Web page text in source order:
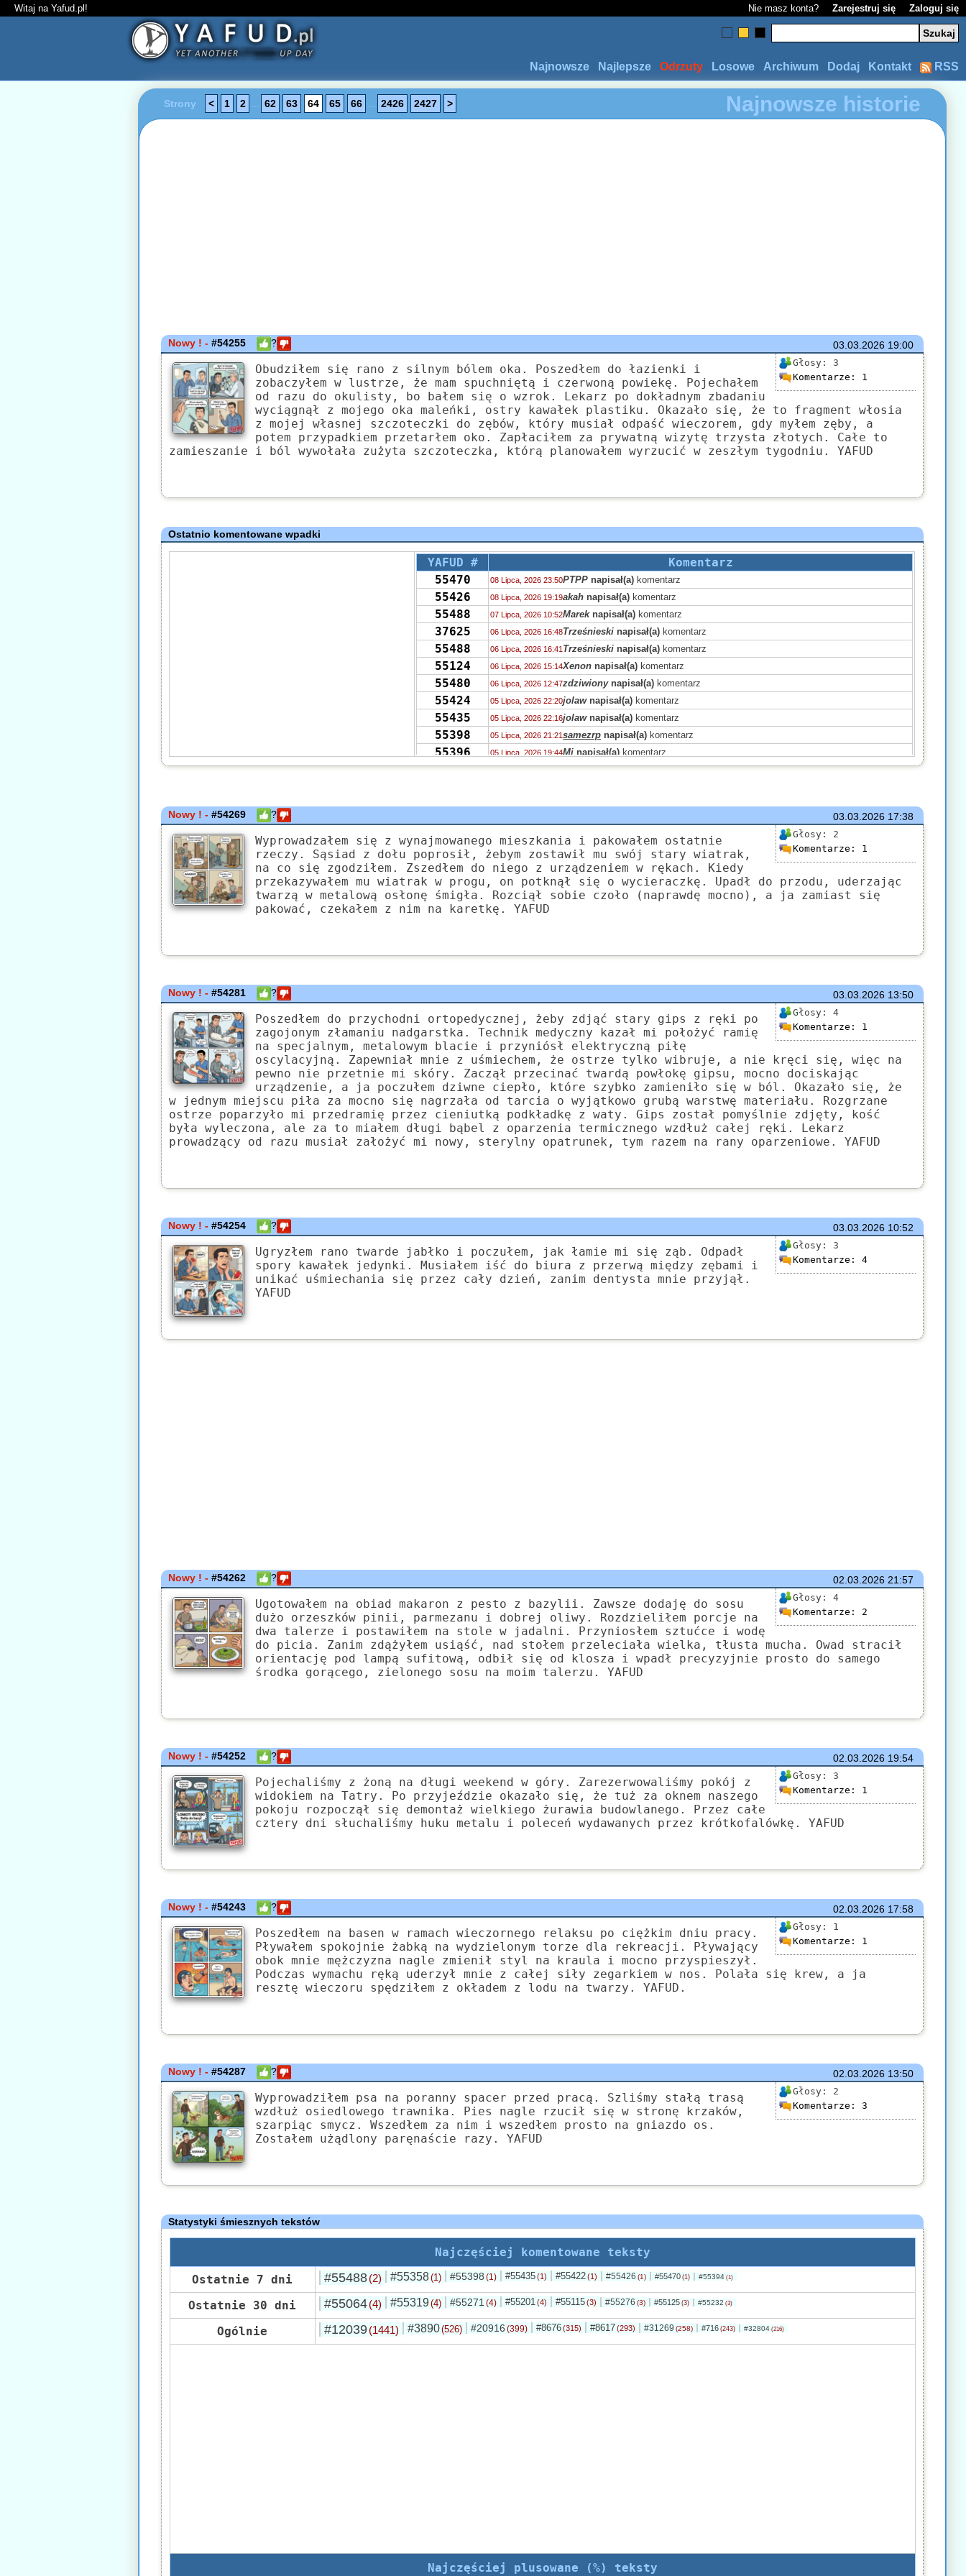
Witaj na Yafud.pl! Nie masz konta? Zarejestruj się Zaloguj się
RSS
Kontakt
Dodaj
Archiwum
Losowe
Odrzuty
Najlepsze
Najnowsze
Najnowsze historie
Strony < 1 2 62 63 64 65 66 2426 2427 >
03.03.202619:00
Nowy ! -#54255 ?
Głosy: 3
Komentarze: 1
Obudziłem się rano z silnym bólem oka. Poszedłem do łazienki i
zobaczyłem w lustrze, że mam spuchniętą i czerwoną powiekę. Pojechałem
od razu do okulisty, bo bałem się o wzrok. Lekarz po dokładnym zbadaniu
wyciągnął z mojego oka maleńki, ostry kawałek plastiku. Okazało się, że to fragment włosia
z mojej własnej szczoteczki do zębów, który musiał odpaść wieczorem, gdy myłem zęby, a
potem przypadkiem przetarłem oko. Zapłaciłem za prywatną wizytę trzysta złotych. Całe to
zamieszanie i ból wywołała zużyta szczoteczka, którą planowałem wyrzucić w zeszłym tygodniu. YAFUD
Ostatnio komentowane wpadki
YAFUD #
Komentarz
55470
08 Lipca, 2026 23:50PTPP napisał(a) komentarz
55426 08 Lipca, 2026 19:19akah napisał(a) komentarz
55488 07 Lipca, 2026 10:52Mareknapisał(a) komentarz
37625 06 Lipca, 2026 16:48Trześnieski napisał(a) komentarz
55488 06 Lipca, 2026 16:41 Trześnieski napisał(a) komentarz
55124 06 Lipca, 2026 15:14Xenon napisał(a) komentarz
55480 06 Lipca, 2026 12:47zdziwionynapisał(a) komentarz
55424 05 Lipca, 2026 22:20jolawnapisał(a) komentarz
55435 05 Lipca, 2026 22:16jolawnapisał(a) komentarz
55398 05 Lipca, 2026 21:21samezrp napisał(a) komentarz
55396 05 Lipca, 2026 19:44Mi napisał(a) komentarz
55358
55422 04 Lipca, 2026 15:02Peppone napisał(a) komentarz
55322 03 Lipca, 2026 15:31wasp napisał(a) komentarz
55322 03 Lipca, 2026 10:41zdziwionynapisał(a)komentarz
55319 02 Lipca, 2026 13:57 Grejon napisał(a)komentarz
03.03.202617:38
Nowy ! -#54269 ?
Głosy: 2
Komentarze: 1
Wyprowadzałem się z wynajmowanego mieszkania i pakowałem ostatnie
rzeczy. Sąsiad z dołu poprosił, żebym zostawił mu swój stary wiatrak,
na co się zgodziłem. Zszedłem do niego z urządzeniem w rękach. Kiedy
przekazywałem mu wiatrak w progu, on potknął się o wycieraczkę. Upadł do przodu, uderzając
twarzą w metalową osłonę śmigła. Rozciął sobie czoło (naprawdę mocno), a ja zamiast się
pakować, czekałem z nim na karetkę. YAFUD
03.03.202613:50
Nowy ! -#54281 ?
Głosy: 4
Komentarze: 1
Poszedłem do przychodni ortopedycznej, żeby zdjąć stary gips z ręki po
zagojonym złamaniu nadgarstka. Technik medyczny kazał mi położyć ramię
na specjalnym, metalowym blacie i przyniósł elektryczną piłę
oscylacyjną. Zapewniał mnie z uśmiechem, że ostrze tylko wibruje, a nie kręci się, więc na
pewno nie przetnie mi skóry. Zaczął przecinać twardą powłokę gipsu, mocno dociskając
urządzenie, a ja poczułem dziwne ciepło, które szybko zamieniło się w ból. Okazało się, że
w jednym miejscu piła za mocno się nagrzała od tarcia o wyjątkowo grubą warstwę materiału. Rozgrzane
ostrze poparzyło mi przedramię przez cieniutką podkładkę z waty. Gips został pomyślnie zdjęty, kość
była wyleczona, ale za to miałem długi bąbel z oparzenia termicznego wzdłuż całej ręki. Lekarz
prowadzący od razu musiał założyć mi nowy, sterylny opatrunek, tym razem na rany oparzeniowe. YAFUD
03.03.202610:52
Nowy ! -#54254 ?
Głosy: 3
Komentarze: 4
Ugryzłem rano twarde jabłko i poczułem, jak łamie mi się ząb. Odpadł
spory kawałek jedynki. Musiałem iść do biura z przerwą między zębami i
unikać uśmiechania się przez cały dzień, zanim dentysta mnie przyjął.
YAFUD
02.03.202621:57
Nowy ! -#54262 ?
Głosy: 4
Komentarze: 2
Ugotowałem na obiad makaron z pesto z bazylii. Zawsze dodaję do sosu
dużo orzeszków pinii, parmezanu i dobrej oliwy. Rozdzieliłem porcje na
dwa talerze i postawiłem na stole w jadalni. Przyniosłem sztućce i wodę
do picia. Zanim zdążyłem usiąść, nad stołem przeleciała wielka, tłusta mucha. Owad stracił
orientację pod lampą sufitową, odbił się od klosza i wpadł precyzyjnie prosto do samego
środka gorącego, zielonego sosu na moim talerzu. YAFUD
02.03.202619:54
Nowy ! -#54252 ?
Głosy: 3
Komentarze: 1
Pojechaliśmy z żoną na długi weekend w góry. Zarezerwowaliśmy pokój z
widokiem na Tatry. Po przyjeździe okazało się, że tuż za oknem naszego
pokoju rozpoczął się demontaż wielkiego żurawia budowlanego. Przez całe
cztery dni słuchaliśmy huku metalu i poleceń wydawanych przez krótkofalówkę. YAFUD
02.03.202617:58
Nowy ! -#54243 ?
Głosy: 1
Komentarze: 1
Poszedłem na basen w ramach wieczornego relaksu po ciężkim dniu pracy.
Pływałem spokojnie żabką na wydzielonym torze dla rekreacji. Pływający
obok mnie mężczyzna nagle zmienił styl na kraula i mocno przyspieszył.
Podczas wymachu ręką uderzył mnie z całej siły zegarkiem w nos. Polała się krew, a ja
resztę wieczoru spędziłem z okładem z lodu na twarzy. YAFUD.
02.03.202613:50
Nowy ! -#54287 ?
Głosy: 2
Komentarze: 3
Wyprowadziłem psa na poranny spacer przed pracą. Szliśmy stałą trasą
wzdłuż osiedlowego trawnika. Pies nagle rzucił się w stronę krzaków,
szarpiąc smycz. Wszedłem za nim i wszedłem prosto na gniazdo os.
Zostałem użądlony paręnaście razy. YAFUD
Statystyki śmiesznych tekstów
Najczęściej komentowane teksty
Ostatnie 7 dni
#55488 (2) #55358(1) #55398 (1) #55435 (1) #55422 (1) #55426 (1) #55470 (1) #55394 (1)
Ostatnie 30 dni #55064 (4) #55319(4) #55271 (4) #55201 (4) #55115 (3) #55276 (3) #55125 (3) #55232 (3)
Ogólnie #12039 (1441) #3890(526) #20916 (399) #8676 (315) #8617 (293) #31269 (258) #716 (243) #32804 (216)
Najczęściej plusowane (%) teksty